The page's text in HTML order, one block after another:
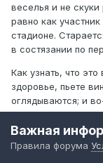
веселья и не
равно как
стадионе.
в состязании по
Как узнать, что
здоровье, пьете
оглядываются; и
превосходство в
9. НЕВАЛЯШКА
вестибулярным
Важная
Правила форума